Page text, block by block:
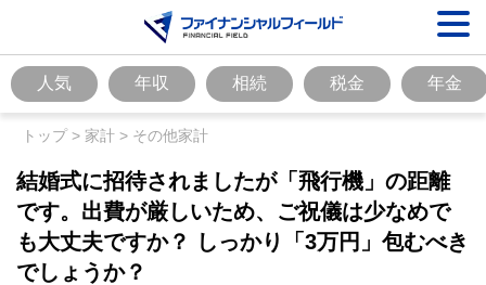
人気 年収 相続 税金 年金
トップ> 家計 > その他家計
結婚式に招待されましたが「飛行機」の距離
です。出費が厳しいため、ご祝儀は少なめで
も大丈夫ですか？ しっかり「3万円」包むべき
でしょうか？